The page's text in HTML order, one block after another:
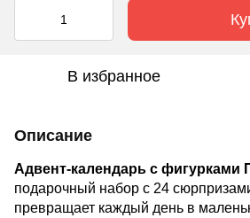
В избранное
Описание
Адвент-календарь с фигурками
подарочный набор с 24
превращает каждый день в